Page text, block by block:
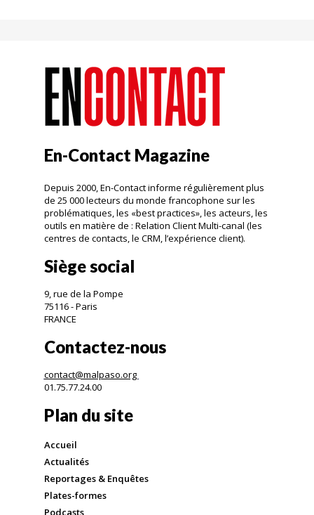
En-Contact Magazine
Depuis 2000, En-Contact informe régulièrement plus
de 25 000 lecteurs du monde francophone sur les
problématiques, les «best practices», les acteurs, les
outils en matière de : Relation Client Multi-canal (les
centres de contacts, le CRM, l’expérience client).
Siège social
9, rue de la Pompe
75116 - Paris
FRANCE
Contactez-nous
contact@malpaso.org
01.75.77.24.00
Plan du site
Accueil
Actualités
Reportages & Enquêtes
Plates-formes
Podcasts